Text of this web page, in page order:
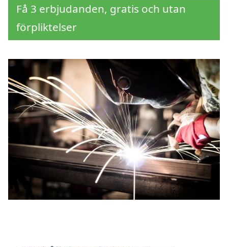
Få 3 erbjudanden, gratis och utan
förpliktelser